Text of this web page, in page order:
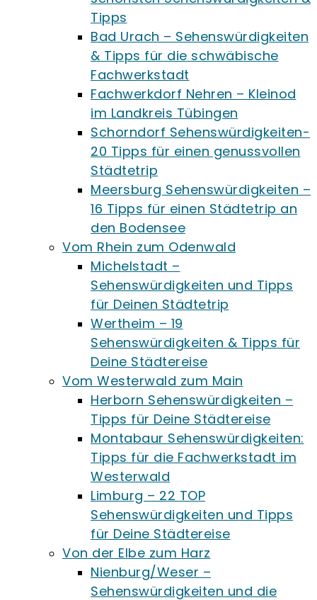
Tipps
Bad Urach – Sehenswürdigkeiten
& Tipps für die schwäbische
Fachwerkstadt
Fachwerkdorf Nehren – Kleinod
im Landkreis Tübingen
Schorndorf Sehenswürdigkeiten-
20 Tipps für einen genussvollen
Städtetrip
Meersburg Sehenswürdigkeiten –
16 Tipps für einen Städtetrip an
den Bodensee
Vom Rhein zum Odenwald
Michelstadt –
Sehenswürdigkeiten und Tipps
für Deinen Städtetrip
Wertheim – 19
Sehenswürdigkeiten & Tipps für
Deine Städtereise
Vom Westerwald zum Main
Herborn Sehenswürdigkeiten –
Tipps für Deine Städtereise
Montabaur Sehenswürdigkeiten:
Tipps für die Fachwerkstadt im
Westerwald
Limburg – 22 TOP
Sehenswürdigkeiten und Tipps
für Deine Städtereise
Von der Elbe zum Harz
Nienburg/Weser –
Sehenswürdigkeiten und die